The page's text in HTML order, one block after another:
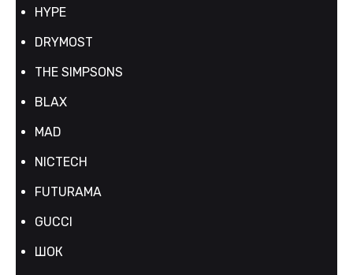
HYPE
DRYMOST
THE SIMPSONS
BLAX
MAD
NICTECH
FUTURAMA
GUCCI
ШОК